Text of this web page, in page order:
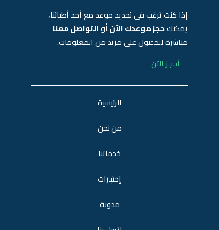
إذا كنت ترغب في تحديد موعد مع أحد أطبائنا،
يمكنكحجز موعدك الآن أوالتواصل معنا
مباشرة للحصول على مزيد من المعلومات.
أحجز الآن
الرئيسية
من نحن
خدماتنا
إختبارات
مدونة